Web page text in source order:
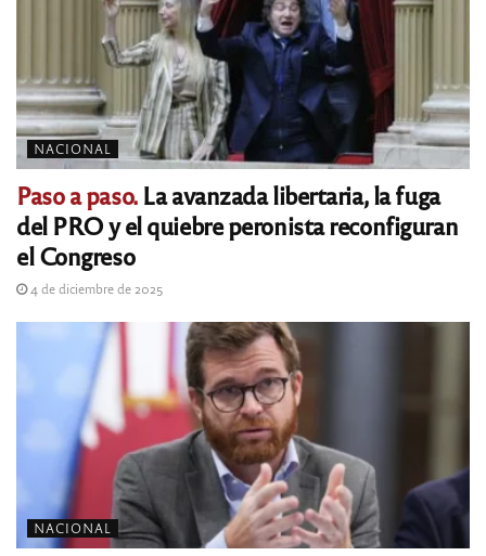
NACIONAL
Paso a paso.La avanzada libertaria, la fuga
del PRO y el quiebre peronista reconfiguran
el Congreso
4 de diciembre de 2025
NACIONAL